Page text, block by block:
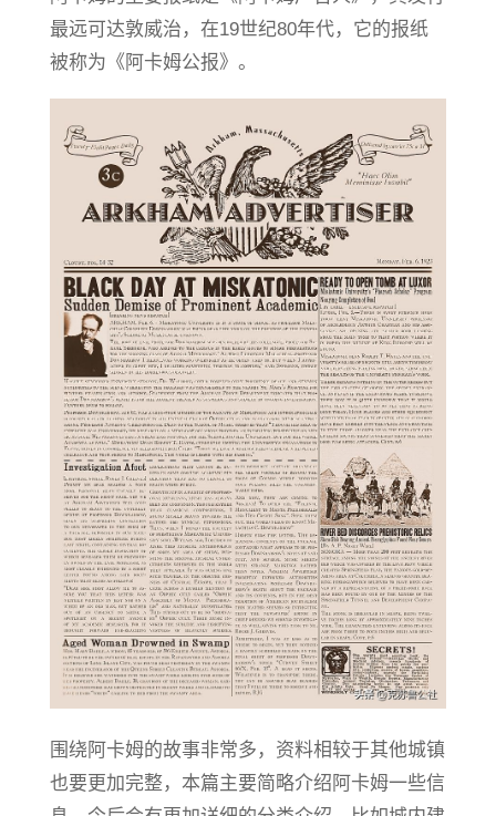
最远可达敦威治，在19世纪80年代，它的报纸
被称为《阿卡姆公报》。
围绕阿卡姆的故事非常多，资料相较于其他城镇
也要更加完整，本篇主要简略介绍阿卡姆一些信